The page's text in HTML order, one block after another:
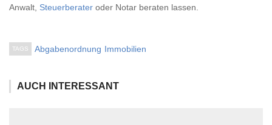
Anwalt, Steuerberater oder Notar beraten lassen.
TAGS Abgabenordnung Immobilien
AUCH INTERESSANT